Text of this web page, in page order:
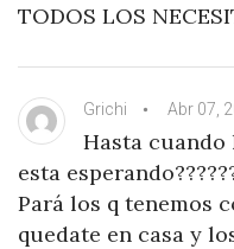
TODOS LOS
Grichi Abr 07,
Hasta cuando
esta
Pará los q tenemos
quedate en casa y